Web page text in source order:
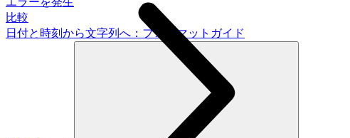
比較
日付と時刻から文字列へ：フォーマットガイド